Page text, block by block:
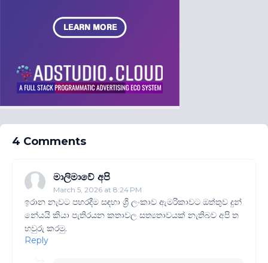
4 Comments
මාලිමාවේ අපි
March 5, 2026 at 8:24 PM
ඉරාන නැවට පහරදීම සඳහා ශ්‍රී ලංකාව ඇමරිකාවට ඔත්තුව දුන්
නේයයි කියා පැතිරයන කතාවල සත්‍යතාවයක් නැතිබව අපි ත
හවුරු කරමු.
Reply